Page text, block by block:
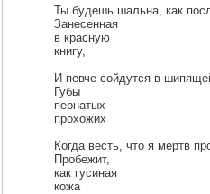
Ты будешь шальна, как
Занесенная
в красную
книгу,
И певче сойдутся в
Губы
пернатых
прохожих
Когда весть, что я мертв
Пробежит,
как гусиная
кожа